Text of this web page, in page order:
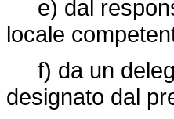
e) dal
locale
f) da un
designato dal